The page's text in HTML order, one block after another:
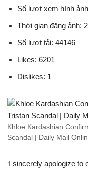
Số lượt xem hình
Thời gian đăng ảnh:
Số lượt tải: 44146
Likes: 6201
Dislikes: 1
Khloe Kardashian
Scandal | Daily Mail
‘I sincerely apologize to